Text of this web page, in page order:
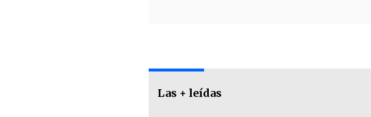
Las + leídas